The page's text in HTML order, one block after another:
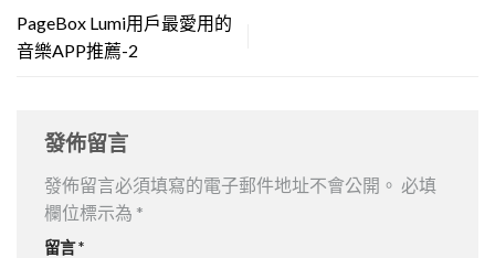
PageBox Lumi用戶最愛用的
音樂APP推薦-2
發佈留言
發佈留言必須填寫的電子郵件地址不會公開。 必填
欄位標示為 *
留言*